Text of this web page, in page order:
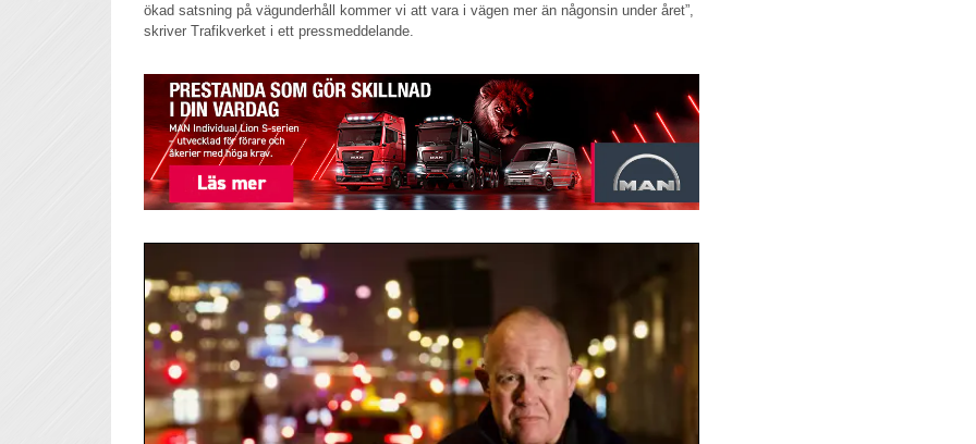
ökad satsning på vägunderhåll kommer vi att vara i vägen mer än någonsin under året”,
skriver Trafikverket i ett pressmeddelande.